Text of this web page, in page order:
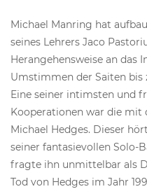
Michael Manring hat
seines Lehrers Jaco
Herangehensweise an
Umstimmen der Saiten bis
Eine seiner intimsten und
Kooperationen war die mit
Michael Hedges. Dieser
seiner fantasievollen Solo-
fragte ihn unmittelbar als
Tod von Hedges im Jahr